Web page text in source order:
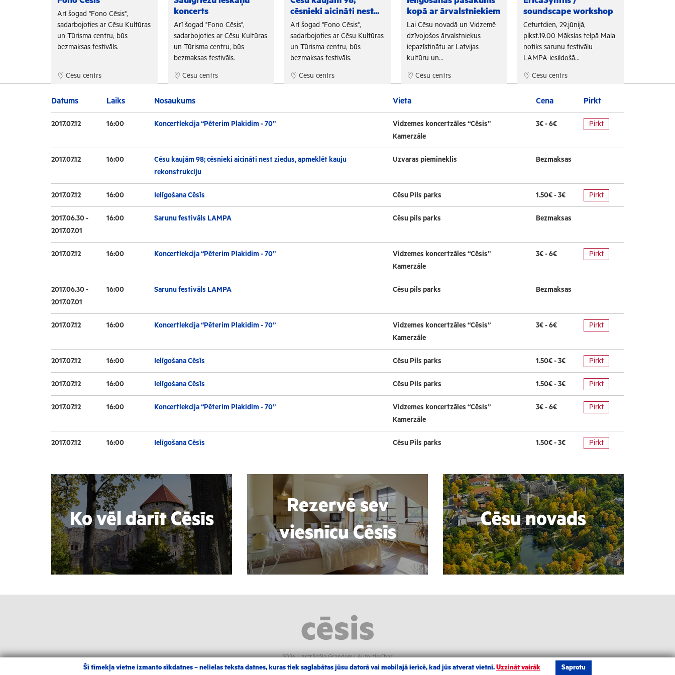
Arī šogad "Fono Cēsis",
sadarbojoties ar Cēsu Kultūras
un Tūrisma centru, būs
bezmaksas festivāls.
Cēsu centrs
koncerts
Arī šogad "Fono Cēsis",
sadarbojoties ar Cēsu Kultūras
un Tūrisma centru, būs
bezmaksas festivāls.
Cēsu centrs
cēsnieki aicināti nest...
Arī šogad "Fono Cēsis",
sadarbojoties ar Cēsu Kultūras
un Tūrisma centru, būs
bezmaksas festivāls.
Cēsu centrs
kopā ar ārvalstniekiem
Lai Cēsu novadā un Vidzemē
dzīvojošos ārvalstniekus
iepazīstinātu ar Latvijas
kultūru un...
Cēsu centrs
soundscape workshop
Ceturtdien, 29.jūnijā,
plkst.19.00 Mākslas telpā Mala
notiks sarunu festivālu
LAMPA iesildošā...
Cēsu centrs
Datums Laiks Nosaukums Vieta Cena Pirkt
2017.07.12 16:00 Koncertlekcija “Pēterim Plakidim - 70”
Vidzemes koncertzāles “Cēsis”
Kamerzāle
3€ - 6€ Pirkt
2017.07.12 16:00
Cēsu kaujām 98; cēsnieki aicināti nest ziedus, apmeklēt kauju
rekonstrukciju
Uzvaras piemineklis Bezmaksas
2017.07.12 16:00 Ielīgošana Cēsīs Cēsu Pils parks 1.50€ - 3€ Pirkt
2017.06.30 -
2017.07.01
16:00 Sarunu festivāls LAMPA Cēsu pils parks Bezmaksas
2017.07.12 16:00 Koncertlekcija “Pēterim Plakidim - 70”
Vidzemes koncertzāles “Cēsis”
Kamerzāle
3€ - 6€ Pirkt
2017.06.30 -
2017.07.01
16:00 Sarunu festivāls LAMPA Cēsu pils parks Bezmaksas
2017.07.12 16:00 Koncertlekcija “Pēterim Plakidim - 70”
Vidzemes koncertzāles “Cēsis”
Kamerzāle
3€ - 6€ Pirkt
2017.07.12 16:00 Ielīgošana Cēsīs Cēsu Pils parks 1.50€ - 3€ Pirkt
2017.07.12 16:00 Ielīgošana Cēsīs Cēsu Pils parks 1.50€ - 3€ Pirkt
2017.07.12 16:00 Koncertlekcija “Pēterim Plakidim - 70”
Vidzemes koncertzāles “Cēsis”
Kamerzāle
3€ - 6€ Pirkt
2017.07.12 16:00 Ielīgošana Cēsīs Cēsu Pils parks 1.50€ - 3€ Pirkt
Ko vēl darīt Cēsīs
Rezervē sev
viesnīcu Cēsīs
Cēsu novads
2026 |Izstrādāja Grandem|Autortiesības
Šī tīmekļa vietne izmanto sīkdatnes – nelielas teksta datnes, kuras tiek saglabātas jūsu datorā vai mobilajā ierīcē, kad jūs atverat vietni. Uzzināt vairāk Saprotu